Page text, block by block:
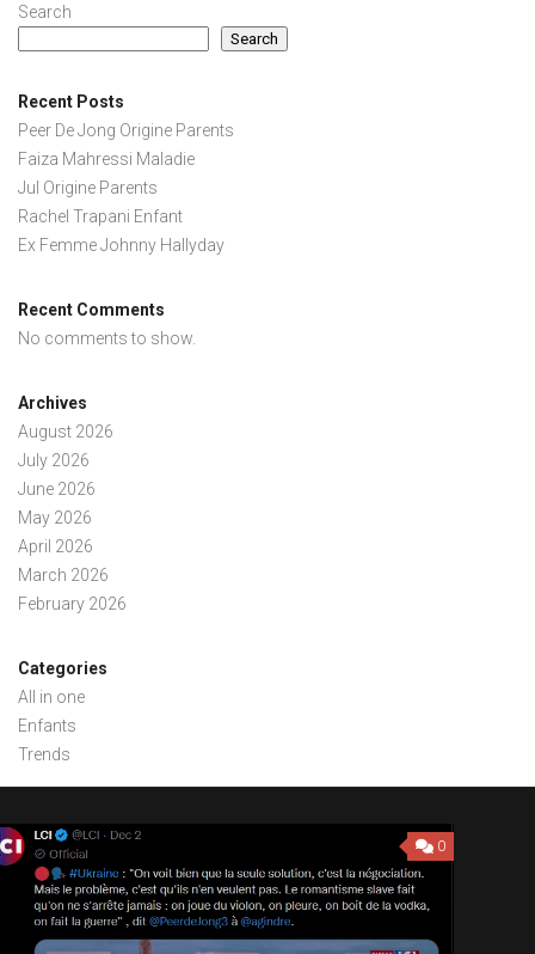
Search
Search
Recent Posts
Peer De Jong Origine Parents
Faiza Mahressi Maladie
Jul Origine Parents
Rachel Trapani Enfant
Ex Femme Johnny Hallyday
Recent Comments
No comments to show.
Archives
August 2026
July 2026
June 2026
May 2026
April 2026
March 2026
February 2026
Categories
All in one
Enfants
Trends
0